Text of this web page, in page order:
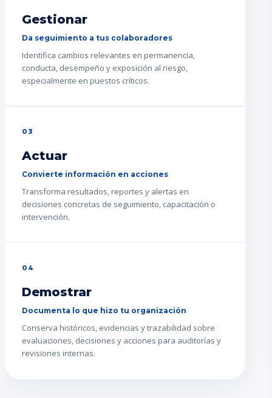
Gestionar
Da seguimiento a tus colaboradores
Identifica cambios relevantes en permanencia,
conducta, desempeño y exposición al riesgo,
especialmente en puestos críticos.
03
Actuar
Convierte información en acciones
Transforma resultados, reportes y alertas en
decisiones concretas de seguimiento, capacitación o
intervención.
04
Demostrar
Documenta lo que hizo tu organización
Conserva históricos, evidencias y trazabilidad sobre
evaluaciones, decisiones y acciones para auditorías y
revisiones internas.